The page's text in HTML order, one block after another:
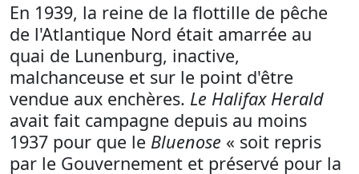
En 1939, la reine de la flottille de pêche
de l'Atlantique Nord était amarrée au
quai de Lunenburg, inactive,
malchanceuse et sur le point d'être
vendue aux enchères. Le Halifax Herald
avait fait campagne depuis au moins
1937 pour que le Bluenose « soit repris
par le Gouvernement et préservé pour la